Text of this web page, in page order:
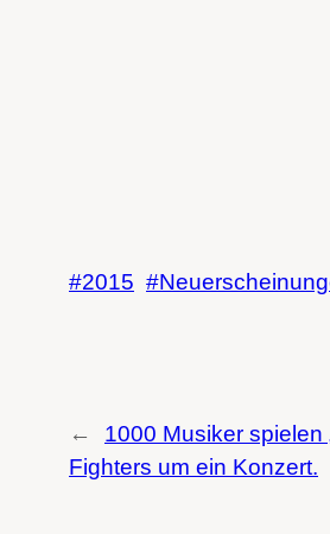
2015
←
1000 Musiker spielen
Fighters um ein Konzert.